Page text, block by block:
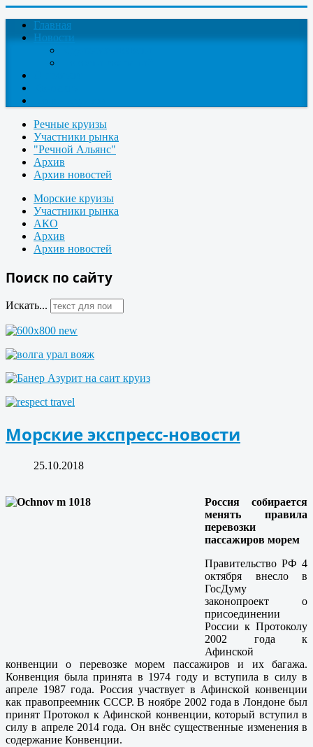
Главная
Новости
Речные круизы
Участники рынка
"Речной Альянс"
Архив
Архив новостей
Морские круизы
Участники рынка
АКО
Архив
Архив новостей
Поиск по сайту
Искать...
Морские экспресс-новости
25.10.2018
Россия собирается
менять правила
перевозки
пассажиров морем
Правительство РФ 4
октября внесло в
ГосДуму
законопроект о
присоединении
России к Протоколу
2002 года к
Афинской
конвенции о перевозке морем пассажиров и их багажа.
Конвенция была принята в 1974 году и вступила в силу в
апреле 1987 года. Россия участвует в Афинской конвенции
как правопреемник СССР. В ноябре 2002 года в Лондоне был
принят Протокол к Афинской конвенции, который вступил в
силу в апреле 2014 года. Он внёс существенные изменения в
содержание Конвенции.